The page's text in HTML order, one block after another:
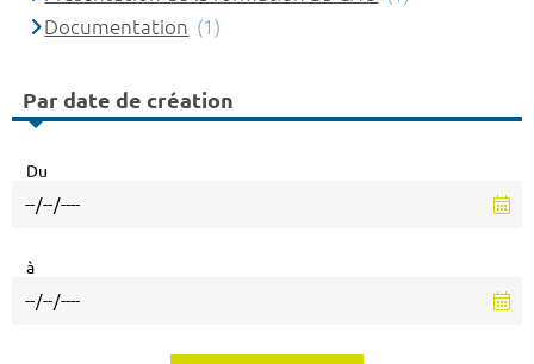
Documentation (1)
Par date de création
Du
à